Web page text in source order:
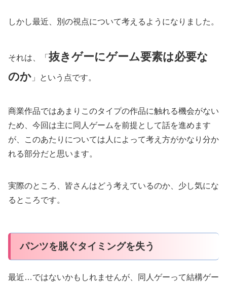
しかし最近、別の視点について考えるようになりました。
それは、「 抜きゲーにゲーム要素は必要な
のか 」という点です。
商業作品ではあまりこのタイプの作品に触れる機会がない
ため、今回は主に同人ゲームを前提として話を進めます
が、このあたりについては人によって考え方がかなり分か
れる部分だと思います。
実際のところ、皆さんはどう考えているのか、少し気にな
るところです。
パンツを脱ぐタイミングを失う
最近…ではないかもしれませんが、同人ゲーって結構ゲー